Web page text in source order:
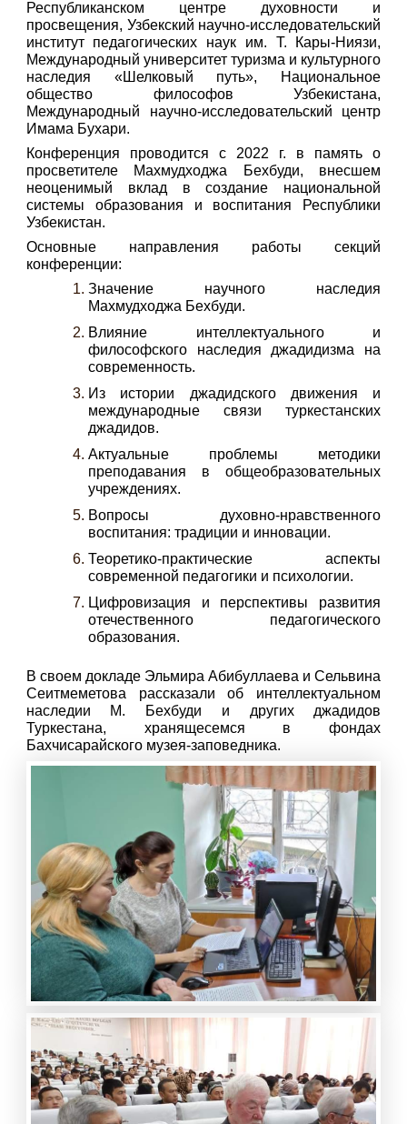
Республиканском центре духовности и
просвещения, Узбекский научно-исследовательский
институт педагогических наук им. Т. Кары-Ниязи,
Международный университет туризма и культурного
наследия «Шелковый путь», Национальное
общество философов Узбекистана,
Международный научно-исследовательский центр
Имама Бухари.
Конференция проводится с 2022 г. в память о
просветителе Махмудходжа Бехбуди, внесшем
неоценимый вклад в создание национальной
системы образования и воспитания Республики
Узбекистан.
Основные направления работы секций
конференции:
Значение научного наследия
Махмудходжа Бехбуди.
Влияние интеллектуального и
философского наследия джадидизма на
современность.
Из истории джадидского движения и
международные связи туркестанских
джадидов.
Актуальные проблемы методики
преподавания в общеобразовательных
учреждениях.
Вопросы духовно-нравственного
воспитания: традиции и инновации.
Теоретико-практические аспекты
современной педагогики и психологии.
Цифровизация и перспективы развития
отечественного педагогического
образования.
В своем докладе Эльмира Абибуллаева и Сельвина
Сеитмеметова рассказали об интеллектуальном
наследии М. Бехбуди и других джадидов
Туркестана, хранящесемся в фондах
Бахчисарайского музея-заповедника.